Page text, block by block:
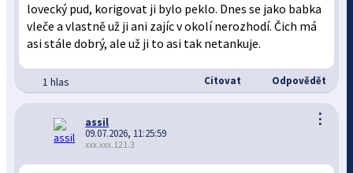
lovecký pud, korigovat ji bylo peklo. Dnes se jako babka
vleče a vlastně už ji ani zajíc v okolí nerozhodí. Čich má
asi stále dobrý, ale už ji to asi tak netankuje.
1 hlas Citovat Odpovědět
⋮
assil
09.07.2026, 11:25:59
xxx.xxx.121.3